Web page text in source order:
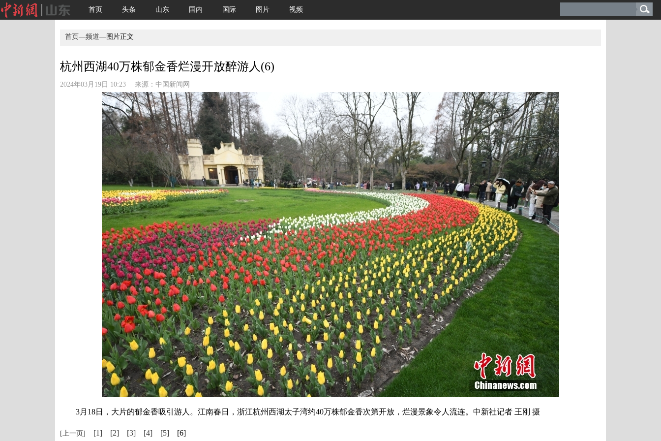
首页 头条 山东 国内 国际 图片 视频
首页—频道—图片正文
杭州西湖40万株郁金香烂漫开放醉游人(6)
2024年03月19日 10:23 来源： 中国新闻网
3月18日，大片的郁金香吸引游人。江南春日，浙江杭州西湖太子湾约40万株郁金香次第开放，烂漫景象令人流连。中新社记者 王刚 摄
[上一页] [1] [2] [3] [4] [5] [6]